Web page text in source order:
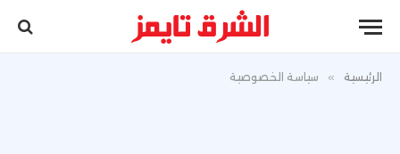
الرئيسية » سياسة الخصوصية